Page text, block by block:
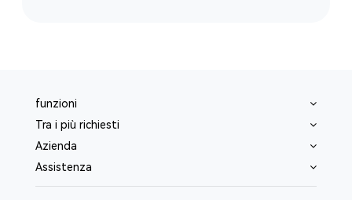
funzioni
Tra i più richiesti
Azienda
Assistenza